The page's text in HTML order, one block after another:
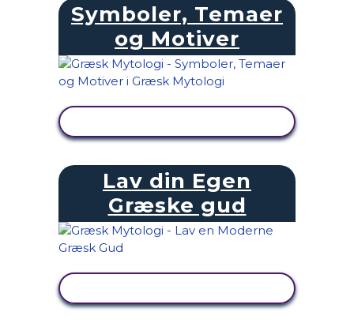
Symboler, Temaer
og Motiver
Lav din Egen
Græske gud